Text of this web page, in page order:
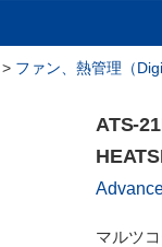
> ファン、熱管理（
ATS-
マルツコ